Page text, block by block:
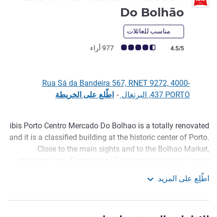
Do Bolhão
مناسب للعائلات
ملاحظة أراء العملاء (رأي ALL)
4.5/5 977 أراء
Rua Sá da Bandeira 567, RNET 9272, 4000-
437 PORTO, البرتغال
- اطّلع على الخريطة
الوصف
ibis Porto Centro Mercado Do Bolhao is a totally renovated
and it is a classified building at the historic center of Porto.
Close to the main sights and to the Bolhao Market,
are also nearby. This is why it is an ideal hotel for those
who need to visit the city for work or pleasure. The hotel
اطّلِع على المزيد